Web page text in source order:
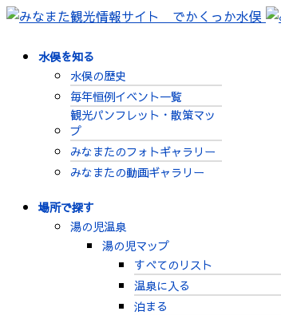
水俣を知る
水俣の歴史
毎年恒例イベント一覧
観光パンフレット・散策マッ
プ
みなまたのフォトギャラリー
みなまたの動画ギャラリー
場所で探す
湯の児温泉
湯の児マップ
すべてのリスト
温泉に入る
泊まる